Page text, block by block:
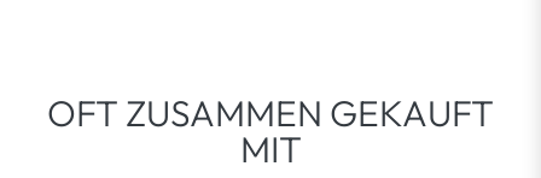
OFT ZUSAMMEN GEKAUFT
MIT